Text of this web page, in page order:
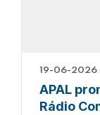
19-06-2026
APAL
Rádio